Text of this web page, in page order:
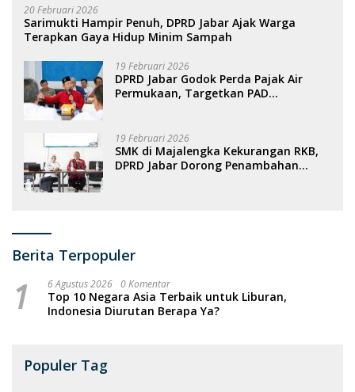
20 Februari 2026
Sarimukti Hampir Penuh, DPRD Jabar Ajak Warga
Terapkan Gaya Hidup Minim Sampah
19 Februari 2026
DPRD Jabar Godok Perda Pajak Air
Permukaan, Targetkan PAD
19 Februari 2026
SMK di Majalengka Kekurangan RKB,
DPRD Jabar Dorong Penambahan
Berita Terpopuler
1 6 Agustus 2026 0 Komentar
Top 10 Negara Asia Terbaik untuk Liburan,
Indonesia Diurutan Berapa Ya?
Populer Tag